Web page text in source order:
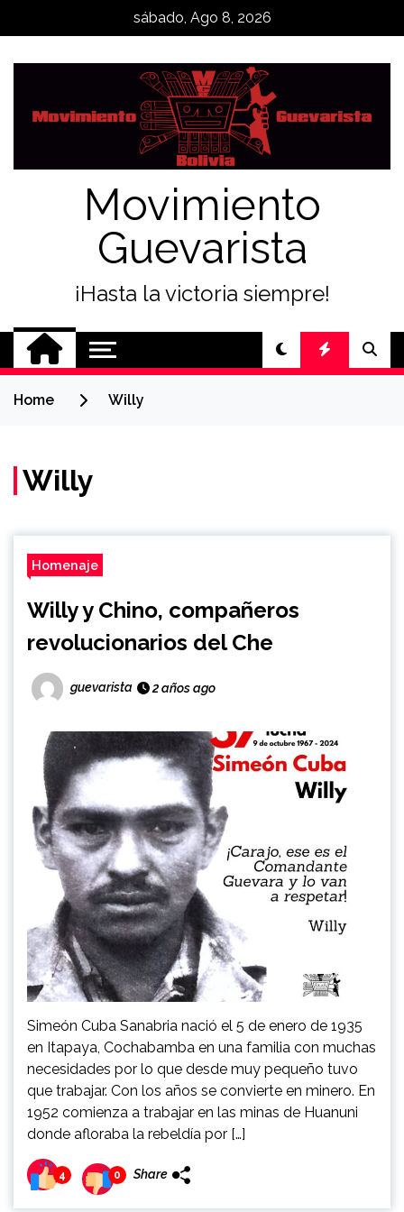
sábado, Ago 8, 2026
Movimiento
Guevarista
¡Hasta la victoria siempre!
Home Willy
Willy
Homenaje
Willy y Chino, compañeros
revolucionarios del Che
guevarista 2 años ago
Simeón Cuba Sanabria nació el 5 de enero de 1935
en Itapaya, Cochabamba en una familia con muchas
necesidades por lo que desde muy pequeño tuvo
que trabajar. Con los años se convierte en minero. En
1952 comienza a trabajar en las minas de Huanuni
donde afloraba la rebeldía por […]
4 0 Share